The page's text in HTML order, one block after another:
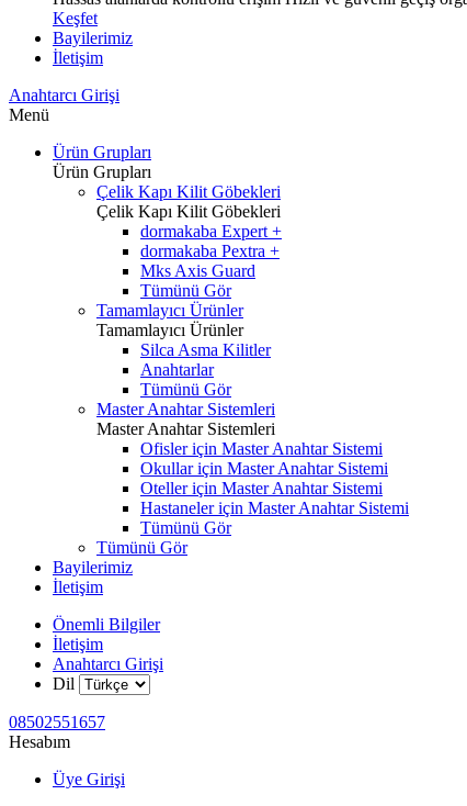
Keşfet
Bayilerimiz
İletişim
Anahtarcı Girişi
Menü
Ürün Grupları
Ürün Grupları
Çelik Kapı Kilit Göbekleri
Çelik Kapı Kilit Göbekleri
dormakaba Expert +
dormakaba Pextra +
Mks Axis Guard
Tümünü Gör
Tamamlayıcı Ürünler
Tamamlayıcı Ürünler
Silca Asma Kilitler
Anahtarlar
Tümünü Gör
Master Anahtar Sistemleri
Master Anahtar Sistemleri
Ofisler için Master Anahtar Sistemi
Okullar için Master Anahtar Sistemi
Oteller için Master Anahtar Sistemi
Hastaneler için Master Anahtar Sistemi
Tümünü Gör
Tümünü Gör
Bayilerimiz
İletişim
Önemli Bilgiler
İletişim
Anahtarcı Girişi
Dil
08502551657
Hesabım
Üye Girişi